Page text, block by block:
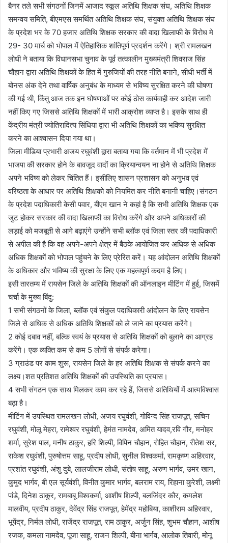
बैनर तले सभी संगठनों जिनमें आजाद स्कूल अतिथि शिक्षक संघ, अतिथि शिक्षक
समन्वय समिति, बीएमएस समर्थित अतिथि शिक्षक संघ, संयुक्त अतिथि शिक्षक संघ
के प्रदेश भर के 70 हजार अतिथि शिक्षक सरकार की वादा खिलाफी के विरोध मे
29- 30 मार्च को भोपाल में ऐतिहासिक शांतिपूर्ण प्रदर्शन करेंगे। श्री रामलखन
लोधी ने बताया कि विधानसभा चुनाव के पूर्व तत्कालीन मुख्यमंत्री शिवराज सिंह
चौहान द्वारा अतिथि शिक्षकों के हित में गुरुजियों की तरह नीति बनाने, सीधी भर्ती में
बोनस अंक देने तथा वार्षिक अनुबंध के माध्यम से भविष्य सुरक्षित करने की घोषणा
की गई थी, किंतु आज तक इन घोषणाओं पर कोई ठोस कार्यवाही कर आदेश जारी
नहीं किए गए जिससे अतिथि शिक्षकों में भारी आक्रोश व्याप्त है। इसके साथ ही
केंद्रीय मंत्री ज्योतिरादित्य सिंधिया द्वारा भी अतिथि शिक्षकों का भविष्य सुरक्षित
करने का आश्वासन दिया गया था।
जिला मीडिया प्रभारी अजय रघुवंशी द्वारा बताया गया कि वर्तमान में भी प्रदेश में
भाजपा की सरकार होने के बावजूद वादों का क्रियान्वयन ना होने से अतिथि शिक्षक
अपने भविष्य को लेकर चिंतित हैं। इसीलिए शासन प्रशासन को अनुभव एवं
वरिष्ठता के आधार पर अतिथि शिक्षको को नियमित कर नीति बनानी चाहिए।संगठन
के प्रदेश पदाधिकारी केसी पवार, बीएम खान ने कहां है कि सभी अतिथि शिक्षक एक
जुट होकर सरकार की वादा खिलाफी का विरोध करेंगे और अपने अधिकारों की
लड़ाई को मजबूती से आगे बढ़ाएंगे उन्होंने सभी ब्लॉक एवं जिला स्तर की पदाधिकारी
से अपील की है कि वह अपने-अपने क्षेत्र में बैठके आयोजित कर अधिक से अधिक
अधिक शिक्षकों को भोपाल पहुंचने के लिए प्रेरित करें। यह आंदोलन अतिथि शिक्षकों
के अधिकार और भविष्य की सुरक्षा के लिए एक महत्वपूर्ण कदम है लिए।
इसी तारतम्य में रायसेन जिले के अतिथि शिक्षकों की ऑनलाइन मीटिंग में हुई, जिसमें
चर्चा के मुख्य बिंदु:
1 सभी संगठनों के जिला, ब्लॉक एवं संकुल पदाधिकारी आंदोलन के लिए रायसेन
जिले से अधिक से अधिक अतिथि शिक्षकों को ले जाने का प्रयास करेंगे।
2 कोई दबाव नहीं, बल्कि स्वयं के प्रयास से अतिथि शिक्षकों को बुलाने का आग्रह
करेंगे। एक व्यक्ति कम से कम 5 लोगों से संपर्क करेगा।
3 ग्राउंड पर काम शुरू, रायसेन जिले के हर अतिथि शिक्षक से संपर्क करने का
लक्ष्य।शत प्रतिशत अतिथि शिक्षकों की उपस्थिति का प्रयास।
4 सभी संगठन एक साथ मिलकर काम कर रहे हैं, जिससे अतिथियों में आत्मविश्वास
बढ़ा है।
मीटिंग में उपस्थित रामलखन लोधी, अजय रघुवंशी, गोविन्द सिंह राजपूत, सचिन
रघुवंशी, मोलू मेहरा, रामेश्वर रघुवंशी, हेमंत नामदेव, अमित यादव,रवि गौर, मनोहर
शर्मा, सुरेश पाल, मनीष ठाकुर, हरि शिल्पी, विपिन चौहान, रोहित चौहान, रीतेश सर,
राकेश रघुवंशी, पुरुषोत्तम साहू, प्रदीप लोधी, सुनील विश्वकर्मा, रामकृष्ण अहिरवार,
प्रशांत रघुवंशी, अंशु दुबे, लालजीराम लोधी, संतोष साहू, अरुण भार्गव, उमर खान,
कुमुद भार्गव, बी एल सूर्यवंशी, विनीत कुमार भार्गव, बलराम राय, रिहाना कुरेशी, लक्ष्मी
पांडे, दिनेश ठाकुर, रामबाबू विश्वकर्मा, आशीष शिल्पी, बलजिंदर कौर, कमलेश
मालवीय, प्रदीप ठाकुर, देवेंद्र सिंह राजपूत, हेमेंद्र महोबिया, काशीराम अहिरवार,
भूपेंद्र, निर्मल लोधी, राजेंद्र राजपूत, राम ठाकुर, अर्जुन सिंह, शुभम चौहान, आशीष
रजक, कमला नामदेव, पूजा साहू, राजन शिल्पी, बीना भार्गव, आलोक तिवारी, मोनू